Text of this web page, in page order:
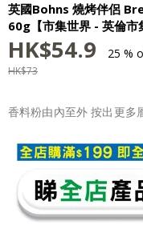
英國Bohns 燒烤伴侶
60g【市集世界 - 英倫市
HK$54.9 25 %
HK$73
香料粉由內至外 按出更多